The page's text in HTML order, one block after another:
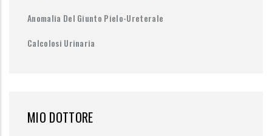
Anomalia Del Giunto Pielo-Ureterale
Calcolosi Urinaria
MIO DOTTORE